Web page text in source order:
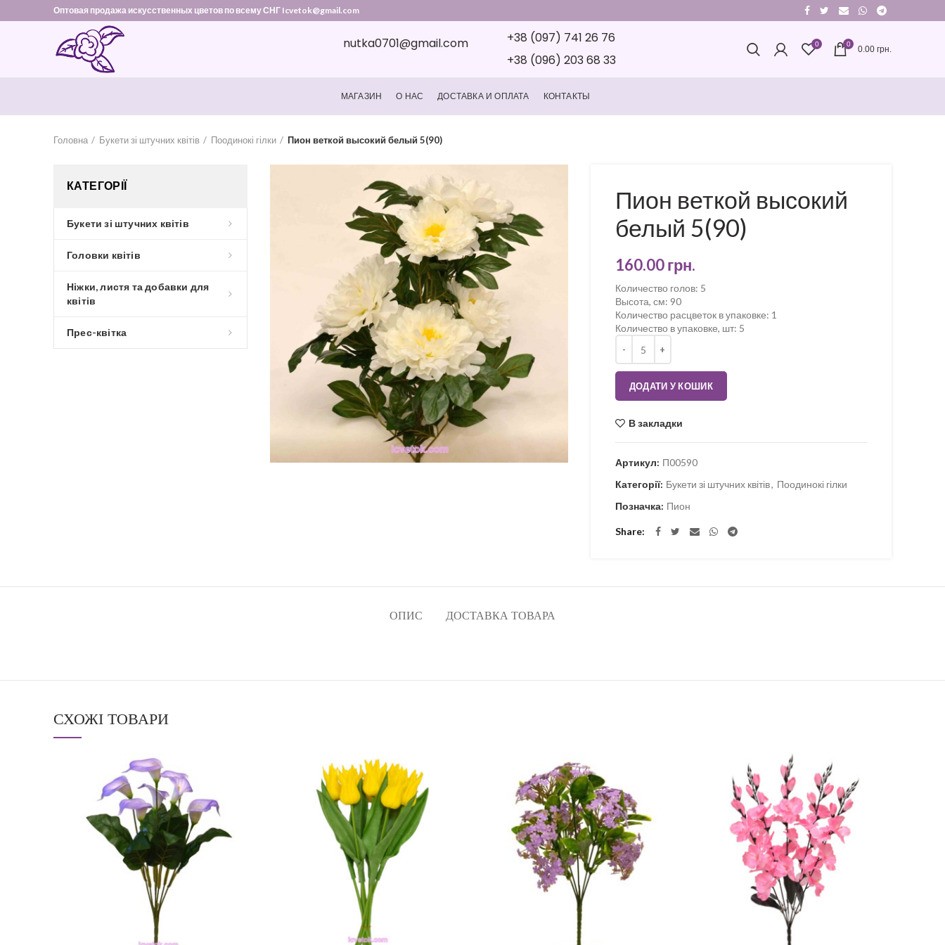
Оптовая продажа искусственных цветов по всему СНГ Icvetok@gmail.com
nutka0701@gmail.com
+38 (097) 741 26 76
+38 (096) 203 68 33
0 0
0.00 грн.
МАГАЗИН О НАС ДОСТАВКА И ОПЛАТА КОНТАКТЫ
Головна Букети зі штучних квітів Поодинокі гілки Пион веткой высокий белый 5(90)
Пион веткой высокий
белый 5(90)
160.00грн.
Количество голов: 5
Высота, см: 90
Количество расцветок в упаковке: 1
Количество в упаковке, шт: 5
ДОДАТИ У КОШИК
В закладки
Артикул: П00590
Категорії: Букети зі штучних квітів, Поодинокі гілки
Позначка: Пион
Share
КАТЕГОРІЇ
Букети зі штучних квітів
Головки квітів
Ніжки, листя та добавки для
квітів
Прес-квітка
ОПИС ДОСТАВКА ТОВАРА
СХОЖІ ТОВАРИ